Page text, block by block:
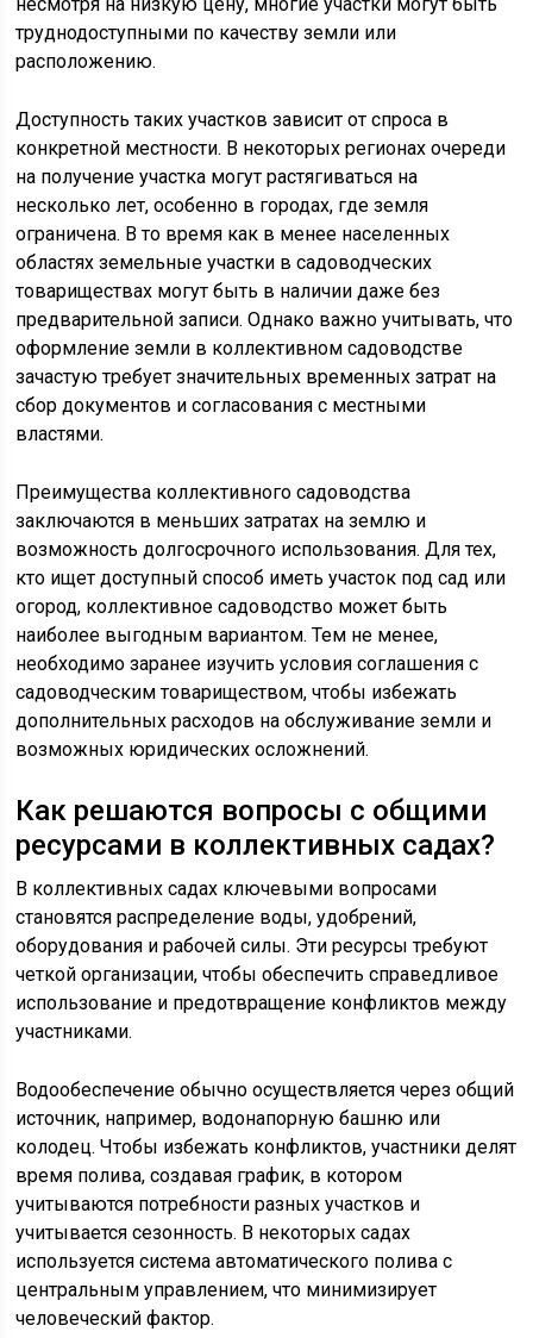
труднодоступными по качеству земли или
расположению.
Доступность таких участков зависит от спроса в
конкретной местности. В некоторых регионах очереди
на получение участка могут растягиваться на
несколько лет, особенно в городах, где земля
ограничена. В то время как в менее населенных
областях земельные участки в садоводческих
товариществах могут быть в наличии даже без
предварительной записи. Однако важно учитывать, что
оформление земли в коллективном садоводстве
зачастую требует значительных временных затрат на
сбор документов и согласования с местными
властями.
Преимущества коллективного садоводства
заключаются в меньших затратах на землю и
возможность долгосрочного использования. Для тех,
кто ищет доступный способ иметь участок под сад или
огород, коллективное садоводство может быть
наиболее выгодным вариантом. Тем не менее,
необходимо заранее изучить условия соглашения с
садоводческим товариществом, чтобы избежать
дополнительных расходов на обслуживание земли и
возможных юридических осложнений.
Как решаются вопросы с общими
ресурсами в коллективных садах?
В коллективных садах ключевыми вопросами
становятся распределение воды, удобрений,
оборудования и рабочей силы. Эти ресурсы требуют
четкой организации, чтобы обеспечить справедливое
использование и предотвращение конфликтов между
участниками.
Водообеспечение обычно осуществляется через общий
источник, например, водонапорную башню или
колодец. Чтобы избежать конфликтов, участники делят
время полива, создавая график, в котором
учитываются потребности разных участков и
учитывается сезонность. В некоторых садах
используется система автоматического полива с
центральным управлением, что минимизирует
человеческий фактор.